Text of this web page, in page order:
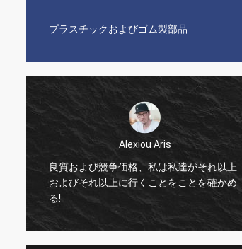
プラスチックおよびゴム製部品
Alexiou Aris
良質および競争価格、私は私達がそれ以上
およびそれ以上に行くことをことを確かめ
る!